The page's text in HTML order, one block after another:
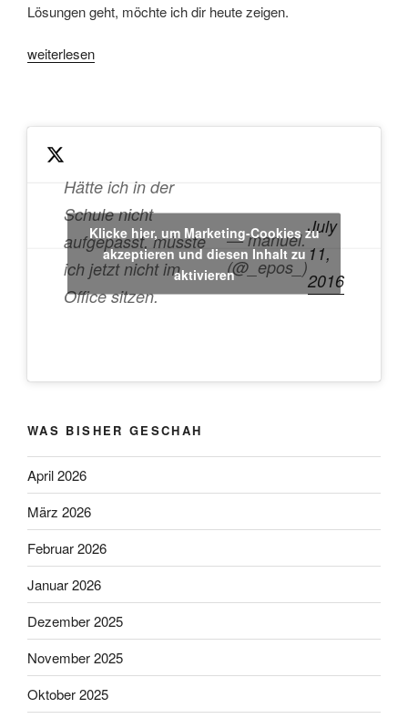
Lösungen geht, möchte ich dir heute zeigen.
„RGB
ohne
Bloatware?
weiterlesen
Hätte ich in der
Schule nicht
aufgepasst, müsste
ich jetzt nicht im
Office sitzen.
— manuel.
(@_epos_)
July
11,
2016
Klicke hier, um Marketing-Cookies zu
akzeptieren und diesen Inhalt zu
aktivieren
WAS BISHER GESCHAH
April 2026
März 2026
Februar 2026
Januar 2026
Dezember 2025
November 2025
Oktober 2025